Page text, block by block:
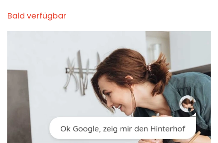
Bald verfügbar